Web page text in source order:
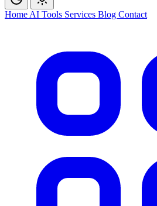
Home AI Tools Services Blog Contact